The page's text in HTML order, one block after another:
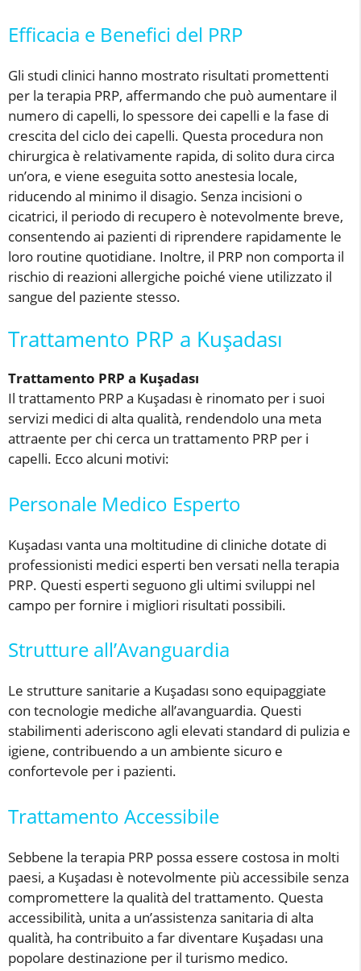
Efficacia e Benefici del PRP
Gli studi clinici hanno mostrato risultati promettenti
per la terapia PRP, affermando che può aumentare il
numero di capelli, lo spessore dei capelli e la fase di
crescita del ciclo dei capelli. Questa procedura non
chirurgica è relativamente rapida, di solito dura circa
un’ora, e viene eseguita sotto anestesia locale,
riducendo al minimo il disagio. Senza incisioni o
cicatrici, il periodo di recupero è notevolmente breve,
consentendo ai pazienti di riprendere rapidamente le
loro routine quotidiane. Inoltre, il PRP non comporta il
rischio di reazioni allergiche poiché viene utilizzato il
sangue del paziente stesso.
Trattamento PRP a Kuşadası
Trattamento PRP a Kuşadası
Il trattamento PRP a Kuşadası è rinomato per i suoi
servizi medici di alta qualità, rendendolo una meta
attraente per chi cerca un trattamento PRP per i
capelli. Ecco alcuni motivi:
Personale Medico Esperto
Kuşadası vanta una moltitudine di cliniche dotate di
professionisti medici esperti ben versati nella terapia
PRP. Questi esperti seguono gli ultimi sviluppi nel
campo per fornire i migliori risultati possibili.
Strutture all’Avanguardia
Le strutture sanitarie a Kuşadası sono equipaggiate
con tecnologie mediche all’avanguardia. Questi
stabilimenti aderiscono agli elevati standard di pulizia e
igiene, contribuendo a un ambiente sicuro e
confortevole per i pazienti.
Trattamento Accessibile
Sebbene la terapia PRP possa essere costosa in molti
paesi, a Kuşadası è notevolmente più accessibile senza
compromettere la qualità del trattamento. Questa
accessibilità, unita a un’assistenza sanitaria di alta
qualità, ha contribuito a far diventare Kuşadası una
popolare destinazione per il turismo medico.